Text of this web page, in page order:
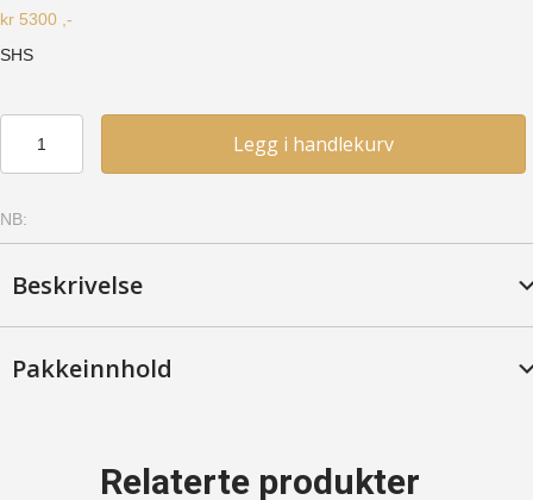
kr 5300 ,-
SHS
hjørne
-
Syrebeiset
antall
Legg i handlekurv
NB:
Beskrivelse
Pakkeinnhold
Relaterte produkter